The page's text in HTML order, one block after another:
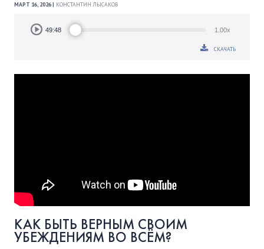
МАРТ 16, 2026 | КОНСТАНТИН ЛЫСАКОВ
Audio
Player49:48 1.00x
СКАЧАТЬ
КАК БЫТЬ ВЕРНЫМ СВОИМ
УБЕЖДЕНИЯМ ВО ВСЁМ?